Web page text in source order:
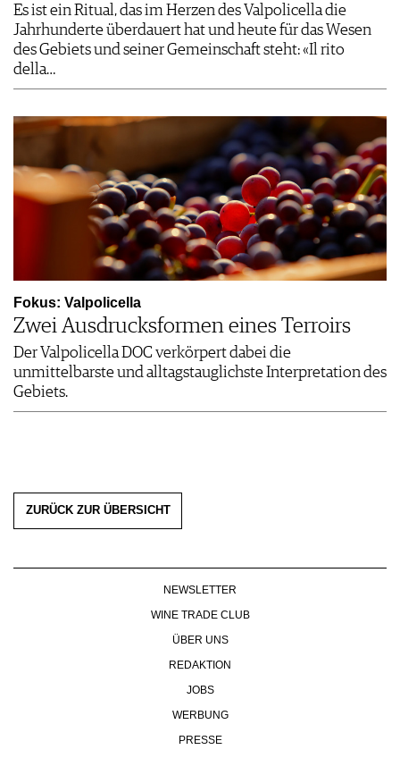
Es ist ein Ritual, das im Herzen des Valpolicella die
Jahrhunderte überdauert hat und heute für das Wesen
des Gebiets und seiner Gemeinschaft steht: «Il rito
della…
Fokus: Valpolicella
Zwei Ausdrucksformen eines Terroirs
Der Valpolicella DOC verkörpert dabei die
unmittelbarste und alltagstauglichste Interpretation des
Gebiets.
ZURÜCK ZUR ÜBERSICHT
NEWSLETTER
WINE TRADE CLUB
ÜBER UNS
REDAKTION
JOBS
WERBUNG
PRESSE